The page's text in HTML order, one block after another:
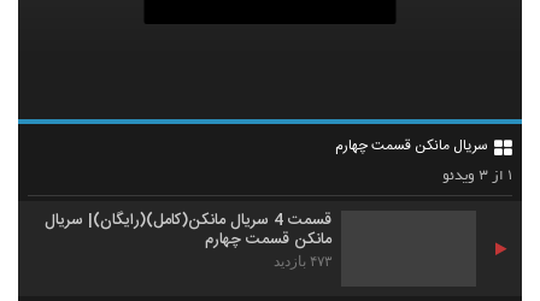
سریال مانکن قسمت چهارم
۱ از ۳ ویدئو
قسمت 4 سریال مانکن(کامل)(رایگان)| سریال
مانکن قسمت چهارم
۴۷۳ بازدید